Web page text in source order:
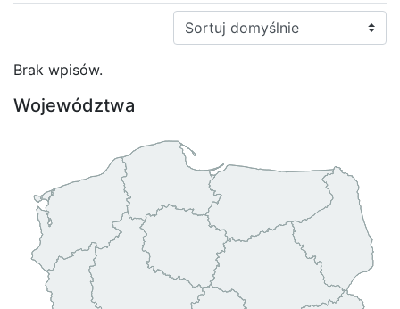
Sortuj:
Brak wpisów.
Województwa